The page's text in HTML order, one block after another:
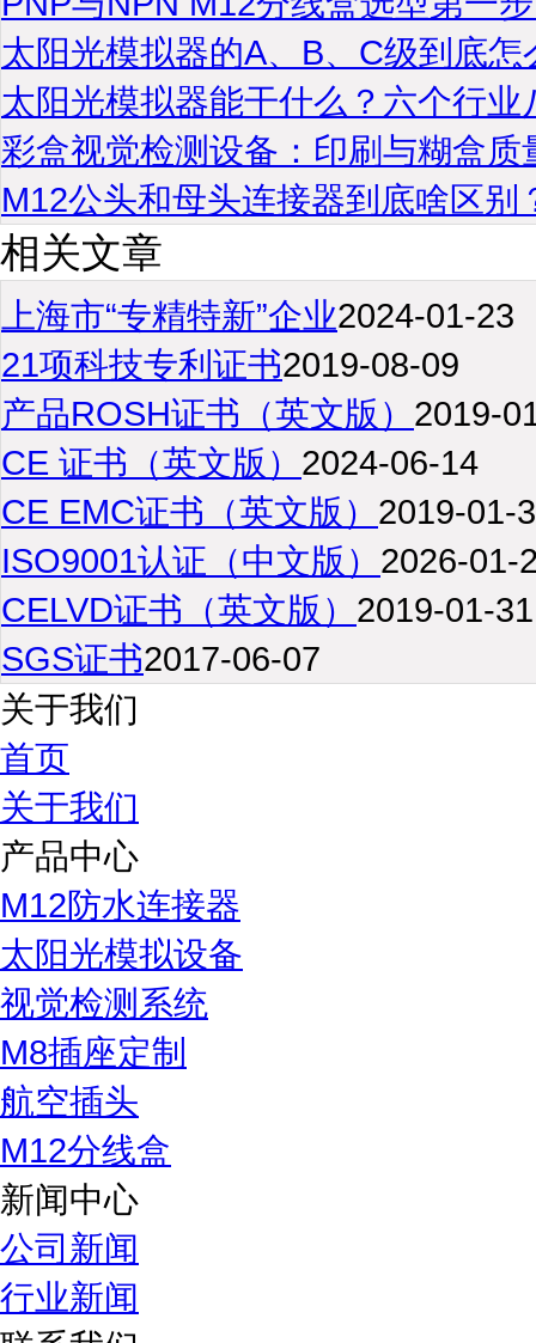
太阳光模拟器的A、B、C级到底怎
太阳光模拟器能干什么？六个行业
彩盒视觉检测设备：印刷与糊盒质
M12公头和母头连接器到底啥区别
相关文章
上海市“专精特新”企业2024-01-23
21项科技专利证书2019-08-09
产品ROSH证书（英文版） 2019-
CE 证书（英文版） 2024-06-14
CE EMC证书（英文版） 2019-01-
ISO9001认证（中文版） 2026-01-
CELVD证书（英文版） 2019-01-31
SGS证书2017-06-07
关于我们
首页
关于我们
产品中心
M12防水连接器
太阳光模拟设备
视觉检测系统
M8插座定制
航空插头
M12分线盒
新闻中心
公司新闻
行业新闻